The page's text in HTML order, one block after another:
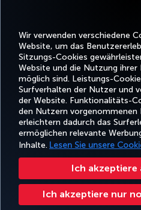
Wir verwenden verschiedene
Website, um das
Sitzungs-Cookies
Website und die Nutzung ihrer
möglich sind. Leistungs-
Surfverhalten der Nutzer und
der Website. Funktionalitäts-
den Nutzern vorgenommenen
erleichtern dadurch das
ermöglichen relevante
Inhalte. Lesen Sie unsere
Ich akzeptiere
Ich akzeptiere nur
Facebook
Twitter
BUCHEN
UND
VERWALTEN
ERLEBNIS
ANGEBOTE
UND
REISEZIELE
Barrierefreiheit Impressum
Fluggastrechte Cookie-
49 69 86
Turkish Airlines Copyright © 1996–2025 Die Turkish Airlines
Bank S.A. gemäß einer Lizenz von Mastercard International
in Fremdwährungen verwendet wird, enthält einen